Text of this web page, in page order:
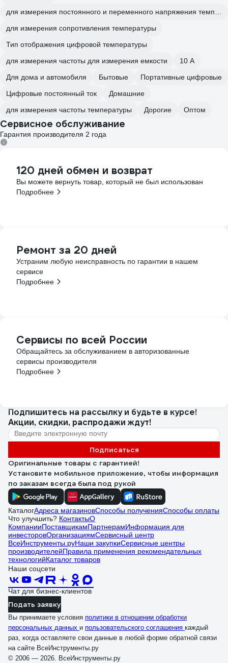
для измерения сопротивления температуры
Тип отображения цифровой температуры
для измерения частоты для измерения емкости
10 А
Для дома и автомобиля
Бытовые
Портативные цифровые
Цифровые постоянный ток
Домашние
для измерения частоты температуры
Дорогие Оптом
Сервисное обслуживание
Гарантия производителя 2 года
120 дней обмен и возврат
Вы можете вернуть товар, который не был использован
Подробнее
Ремонт за 20 дней
Устраним любую неисправность по гарантии в нашем
сервисе
Подробнее
Сервисы по всей России
Обращайтесь за обслуживанием в авторизованные
сервисы производителя
Подробнее
Подпишитесь на рассылкуи будьте в курсе!
Акции, скидки, распродажи ждут!
Подписаться
Оригинальные товары с гарантией!
Установите мобильное приложение, чтобы информация
по заказам всегда была под рукой
КаталогАдреса магазиновСпособы полученияСпособы оплаты
Что улучшить? КонтактыО
КомпанииПоставщикамПартнерамИнформация для
инвесторовОрганизациямСервисный центр
ВсеИнструменты.руНаши закупкиСервисные центры
производителейПравила применения рекомендательных
технологийКаталог товаров
Наши соцсети
Чат для бизнес-клиентов
Подать заявку
Вы принимаете условия политики в отношении обработки
персональных данных и пользовательского соглашения каждый
раз, когда оставляете свои данные в любой форме обратной связи
на сайте ВсеИнструменты.ру
© 2006 — 2026. ВсеИнструменты.ру